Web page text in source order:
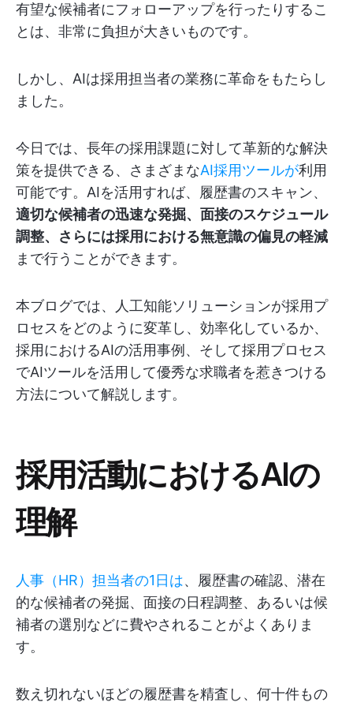
有望な候補者にフォローアップを行ったりするこ
とは、非常に負担が大きいものです。
しかし、AIは採用担当者の業務に革命をもたらし
ました。
今日では、長年の採用課題に対して革新的な解決
策を提供できる、さまざまなAI採用ツールが利用
可能です。AIを活用すれば、履歴書のスキャン、
適切な候補者の迅速な発掘、面接のスケジュール
調整、さらには採用における無意識の偏見の軽減
まで行うことができます。
本ブログでは、人工知能ソリューションが採用プ
ロセスをどのように変革し、効率化しているか、
採用におけるAIの活用事例、そして採用プロセス
でAIツールを活用して優秀な求職者を惹きつける
方法について解説します。
採用活動におけるAIの
理解
人事（HR）担当者の1日は、履歴書の確認、潜在
的な候補者の発掘、面接の日程調整、あるいは候
補者の選別などに費やされることがよくありま
す。
数え切れないほどの履歴書を精査し、何十件もの